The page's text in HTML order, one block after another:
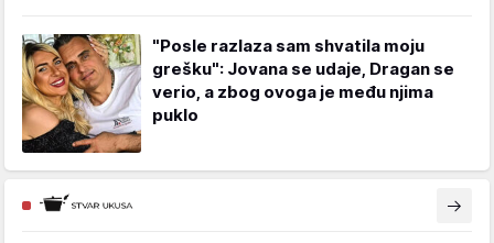
"Posle razlaza sam shvatila moju
grešku": Jovana se udaje, Dragan se
verio, a zbog ovoga je među njima
puklo